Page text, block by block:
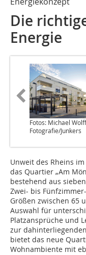
Die
Energie
Fotos: Michael Wolff
Fotografie/Junkers
Unweit des Rheins
das Quartier „Am
bestehend aus
Zwei- bis
Größen zwischen 65
Auswahl für
Platzansprüche und
zur
bietet das neue
Wohnambiente mit